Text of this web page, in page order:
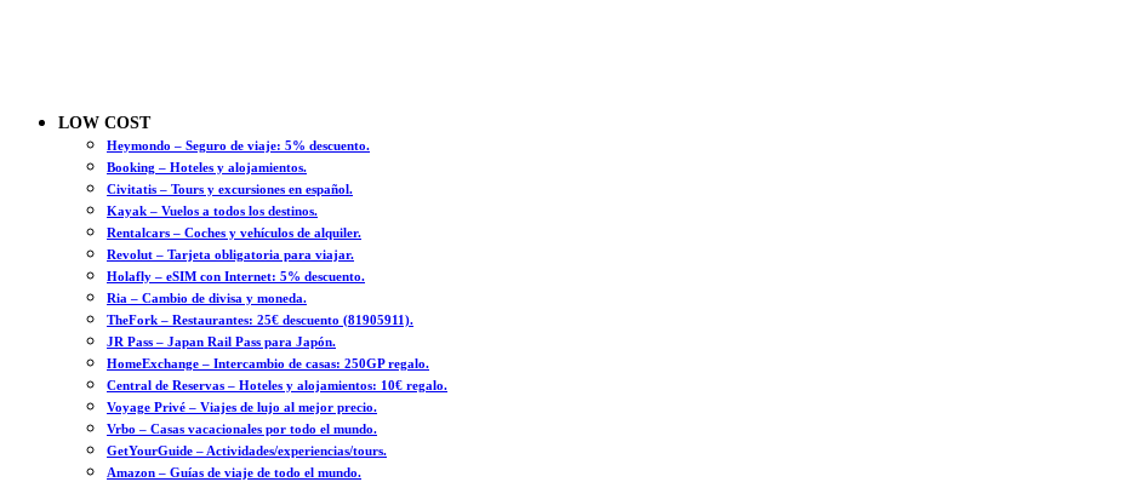
LOW COST
Heymondo – Seguro de viaje: 5% descuento.
Booking – Hoteles y alojamientos.
Civitatis – Tours y excursiones en español.
Kayak – Vuelos a todos los destinos.
Rentalcars – Coches y vehículos de alquiler.
Revolut – Tarjeta obligatoria para viajar.
Holafly – eSIM con Internet: 5% descuento.
Ria – Cambio de divisa y moneda.
TheFork – Restaurantes: 25€ descuento (81905911).
JR Pass – Japan Rail Pass para Japón.
HomeExchange – Intercambio de casas: 250GP regalo.
Central de Reservas – Hoteles y alojamientos: 10€ regalo.
Voyage Privé – Viajes de lujo al mejor precio.
Vrbo – Casas vacacionales por todo el mundo.
GetYourGuide – Actividades/experiencias/tours.
Amazon – Guías de viaje de todo el mundo.